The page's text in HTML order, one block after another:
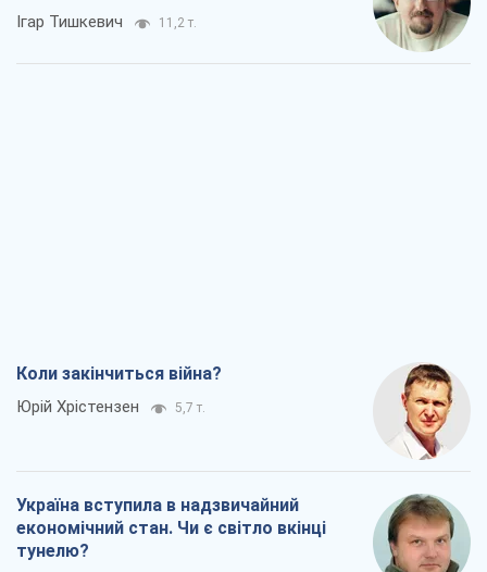
Ігар Тишкевич 11,2 т.
Коли закінчиться війна?
Юрій Хрістензен 5,7 т.
Україна вступила в надзвичайний
економічний стан. Чи є світло вкінці
тунелю?